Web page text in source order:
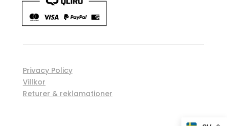
Privacy Policy
Villkor
Returer & reklamationer